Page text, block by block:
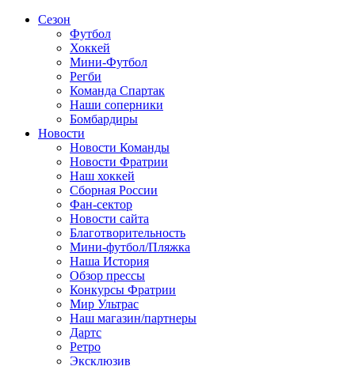
Сезон
Футбол
Хоккей
Мини-Футбол
Регби
Команда Спартак
Наши соперники
Бомбардиры
Новости
Новости Команды
Новости Фратрии
Наш хоккей
Сборная России
Фан-cектор
Новости сайта
Благотворительность
Мини-футбол/Пляжка
Наша История
Обзор прессы
Конкурсы Фратрии
Мир Ультрас
Наш магазин/партнеры
Дартс
Ретро
Эксклюзив